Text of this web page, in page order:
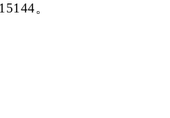
。